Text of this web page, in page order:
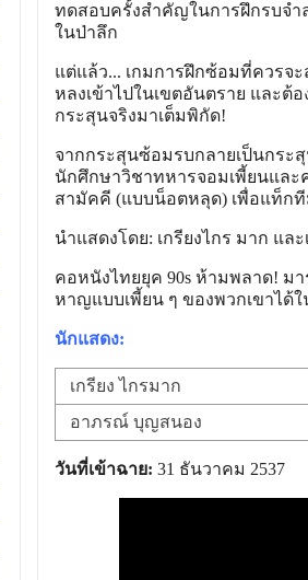
ทดสอบครั้งสำคัญในการฝึกรบจำ
ในป่าลึก
แต่แล้ว... เกมการฝึกซ้อมที่ควรจ
หลงเข้าไปในเขตอันตราย และต้
กระสุนจริงมาเต็มพิกัด!
จากกระสุนซ้อมรบกลายเป็นกระ
นักศึกษาวิชาทหารจอมเพี้ยนและ
สามัคคี (แบบน็อตหลุด) เพื่อแท็ก
นำแสดงโดย: เกรียงไกร มาก แ
คอหนังไทยยุค 90s ห้ามพลาด! ม
หาญแบบเพี้ยน ๆ ของพวกเขาได้
นักแสดง:
เกรียง ไกรมาก
อาภรณ์ บุญสนอง
วันที่เข้าฉาย: 31 ธันวาคม 2537